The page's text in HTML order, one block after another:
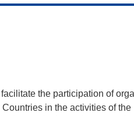
the participation of
in the activities of the